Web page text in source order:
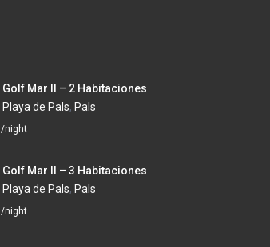
Golf Mar II – 2 Habitaciones
Playa de Pals, Pals
/night
Golf Mar II – 3 Habitaciones
Playa de Pals, Pals
/night